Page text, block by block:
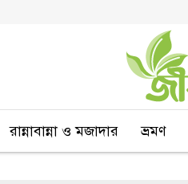
রান্নাবান্না ও মজাদার ভ্রমণ